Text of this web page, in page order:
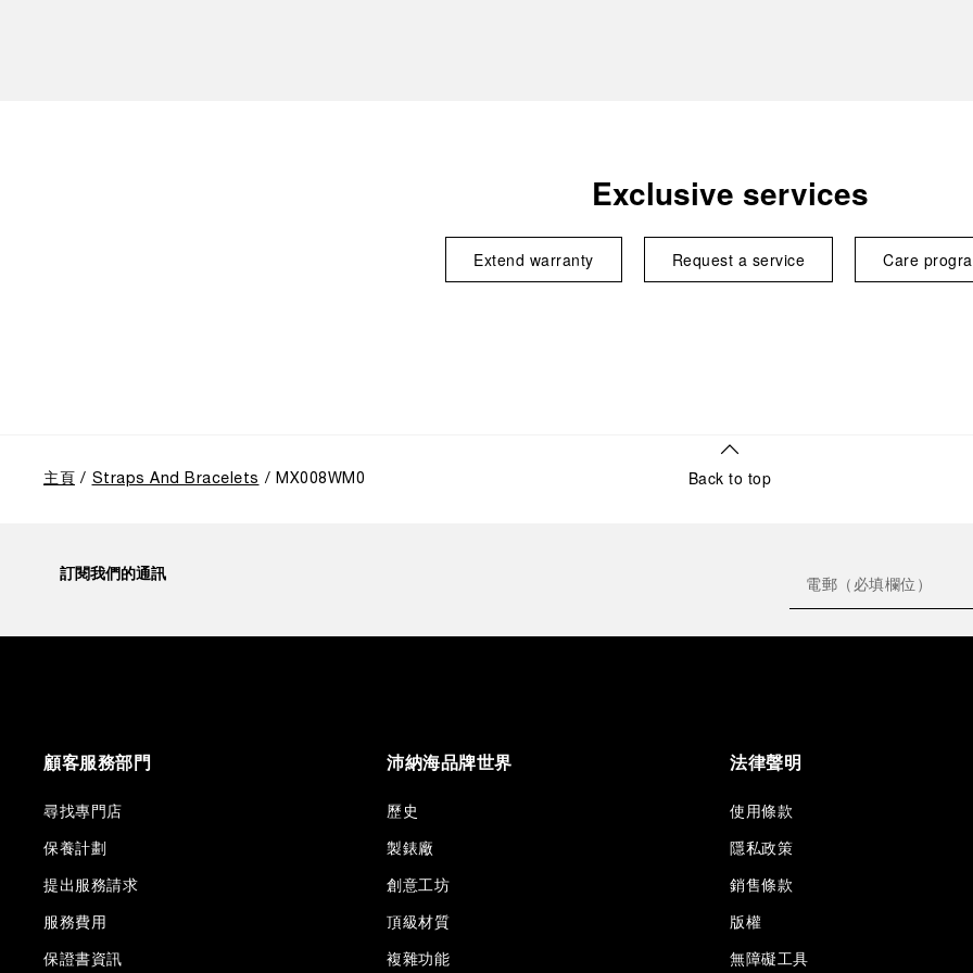
Exclusive services
Extend warranty Request a service Care
主頁 Straps And Bracelets MX008WM0 Back to top
訂閱我們的通訊
顧客服務部門
尋找專門店
保養計劃
提出服務請求
服務費用
保證書資訊
沛納海品牌世界
歷史
製錶廠
創意工坊
頂級材質
複雜功能
法律聲明
使用條款
隱私政策
銷售條款
版權
無障礙工具